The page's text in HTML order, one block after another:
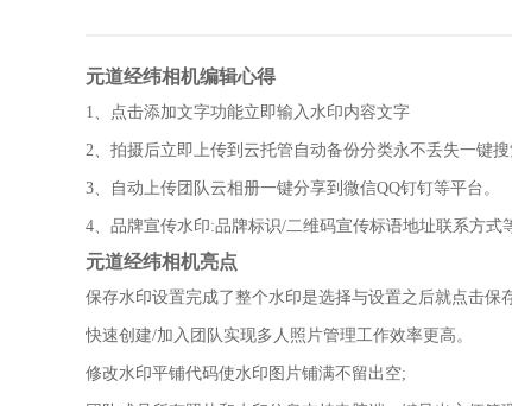
元道经纬相机编辑心得
1、点击添加文字功能立即输入水印内容文字
2、拍摄后立即上传到云托管自动备份分类永不丢失一键搜
3、自动上传团队云相册一键分享到微信QQ钉钉等平台。
4、品牌宣传水印:品牌标识/二维码宣传标语地址联系方式
元道经纬相机亮点
保存水印设置完成了整个水印是选择与设置之后就点击保
快速创建/加入团队实现多人照片管理工作效率更高。
修改水印平铺代码使水印图片铺满不留出空;